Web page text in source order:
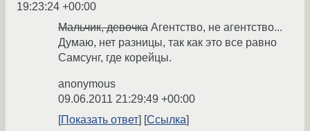
19:23:24 +00:00
Мальчик, девочка Агентство, не агентство...
Думаю, нет разницы, так как это все равно
Самсунг, где корейцы.
anonymous
09.06.2011 21:29:49 +00:00
Показать ответ
Ссылка